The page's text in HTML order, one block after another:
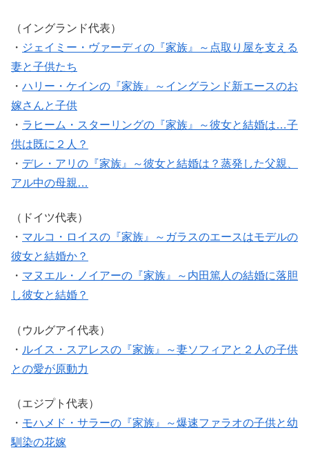
（イングランド代表）
・ ジェイミー・ヴァーディの『家族』～点取り屋を支える
妻と子供たち
・ ハリー・ケインの『家族』～イングランド新エースのお
嫁さんと子供
・ ラヒーム・スターリングの『家族』～彼女と結婚は…子
供は既に２人？
・ デレ・アリの『家族』～彼女と結婚は？蒸発した父親、
アル中の母親…
（ドイツ代表）
・ マルコ・ロイスの『家族』～ガラスのエースはモデルの
彼女と結婚か？
・ マヌエル・ノイアーの『家族』～内田篤人の結婚に落胆
し彼女と結婚？
（ウルグアイ代表）
・ ルイス・スアレスの『家族』～妻ソフィアと２人の子供
との愛が原動力
（エジプト代表）
・ モハメド・サラーの『家族』～爆速ファラオの子供と幼
馴染の花嫁